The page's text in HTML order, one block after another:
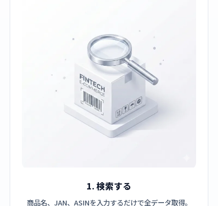
1. 検索する
商品名、JAN、ASINを入力するだけで全データ取得。